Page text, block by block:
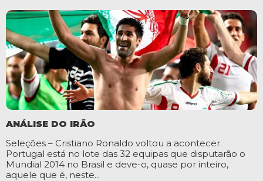
ANÁLISE DO IRÃO
Seleções – Cristiano Ronaldo voltou a acontecer.
Portugal está no lote das 32 equipas que disputarão o
Mundial 2014 no Brasil e deve-o, quase por inteiro,
aquele que é, neste...